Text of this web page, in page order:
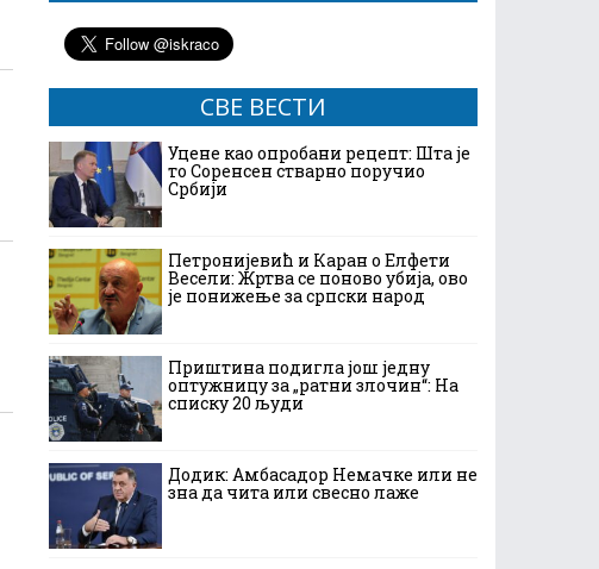
СВЕ ВЕСТИ
Уцене као опробани рецепт: Шта је
то Соренсен стварно поручио
Србији
Петронијевић и Каран о Елфети
Весели: Жртва се поново убија, ово
је понижење за српски народ
Приштина подигла још једну
оптужницу за „ратни злочин“: На
списку 20 људи
Додик: Амбасадор Немачке или не
зна да чита или свесно лаже